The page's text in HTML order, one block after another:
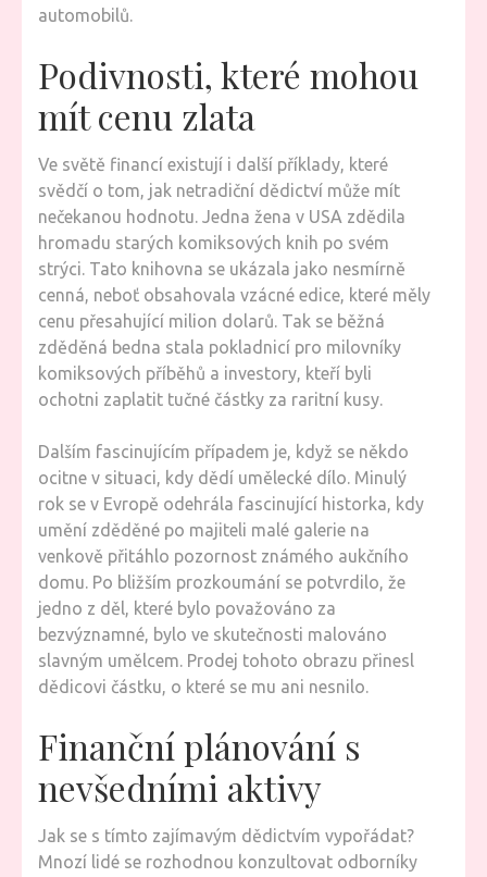
automobilů.
Podivnosti, které mohou
mít cenu zlata
Ve světě financí existují i další příklady, které
svědčí o tom, jak netradiční dědictví může mít
nečekanou hodnotu. Jedna žena v USA zdědila
hromadu starých komiksových knih po svém
strýci. Tato knihovna se ukázala jako nesmírně
cenná, neboť obsahovala vzácné edice, které měly
cenu přesahující milion dolarů. Tak se běžná
zděděná bedna stala pokladnicí pro milovníky
komiksových příběhů a investory, kteří byli
ochotni zaplatit tučné částky za raritní kusy.
Dalším fascinujícím případem je, když se někdo
ocitne v situaci, kdy dědí umělecké dílo. Minulý
rok se v Evropě odehrála fascinující historka, kdy
umění zděděné po majiteli malé galerie na
venkově přitáhlo pozornost známého aukčního
domu. Po bližším prozkoumání se potvrdilo, že
jedno z děl, které bylo považováno za
bezvýznamné, bylo ve skutečnosti malováno
slavným umělcem. Prodej tohoto obrazu přinesl
dědicovi částku, o které se mu ani nesnilo.
Finanční plánování s
nevšedními aktivy
Jak se s tímto zajímavým dědictvím vypořádat?
Mnozí lidé se rozhodnou konzultovat odborníky